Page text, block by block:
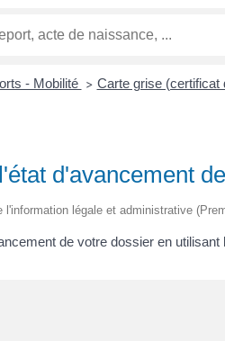
- Mobilité > Carte grise (certificat
d'avancement
l'information légale et administrative
de votre dossier en